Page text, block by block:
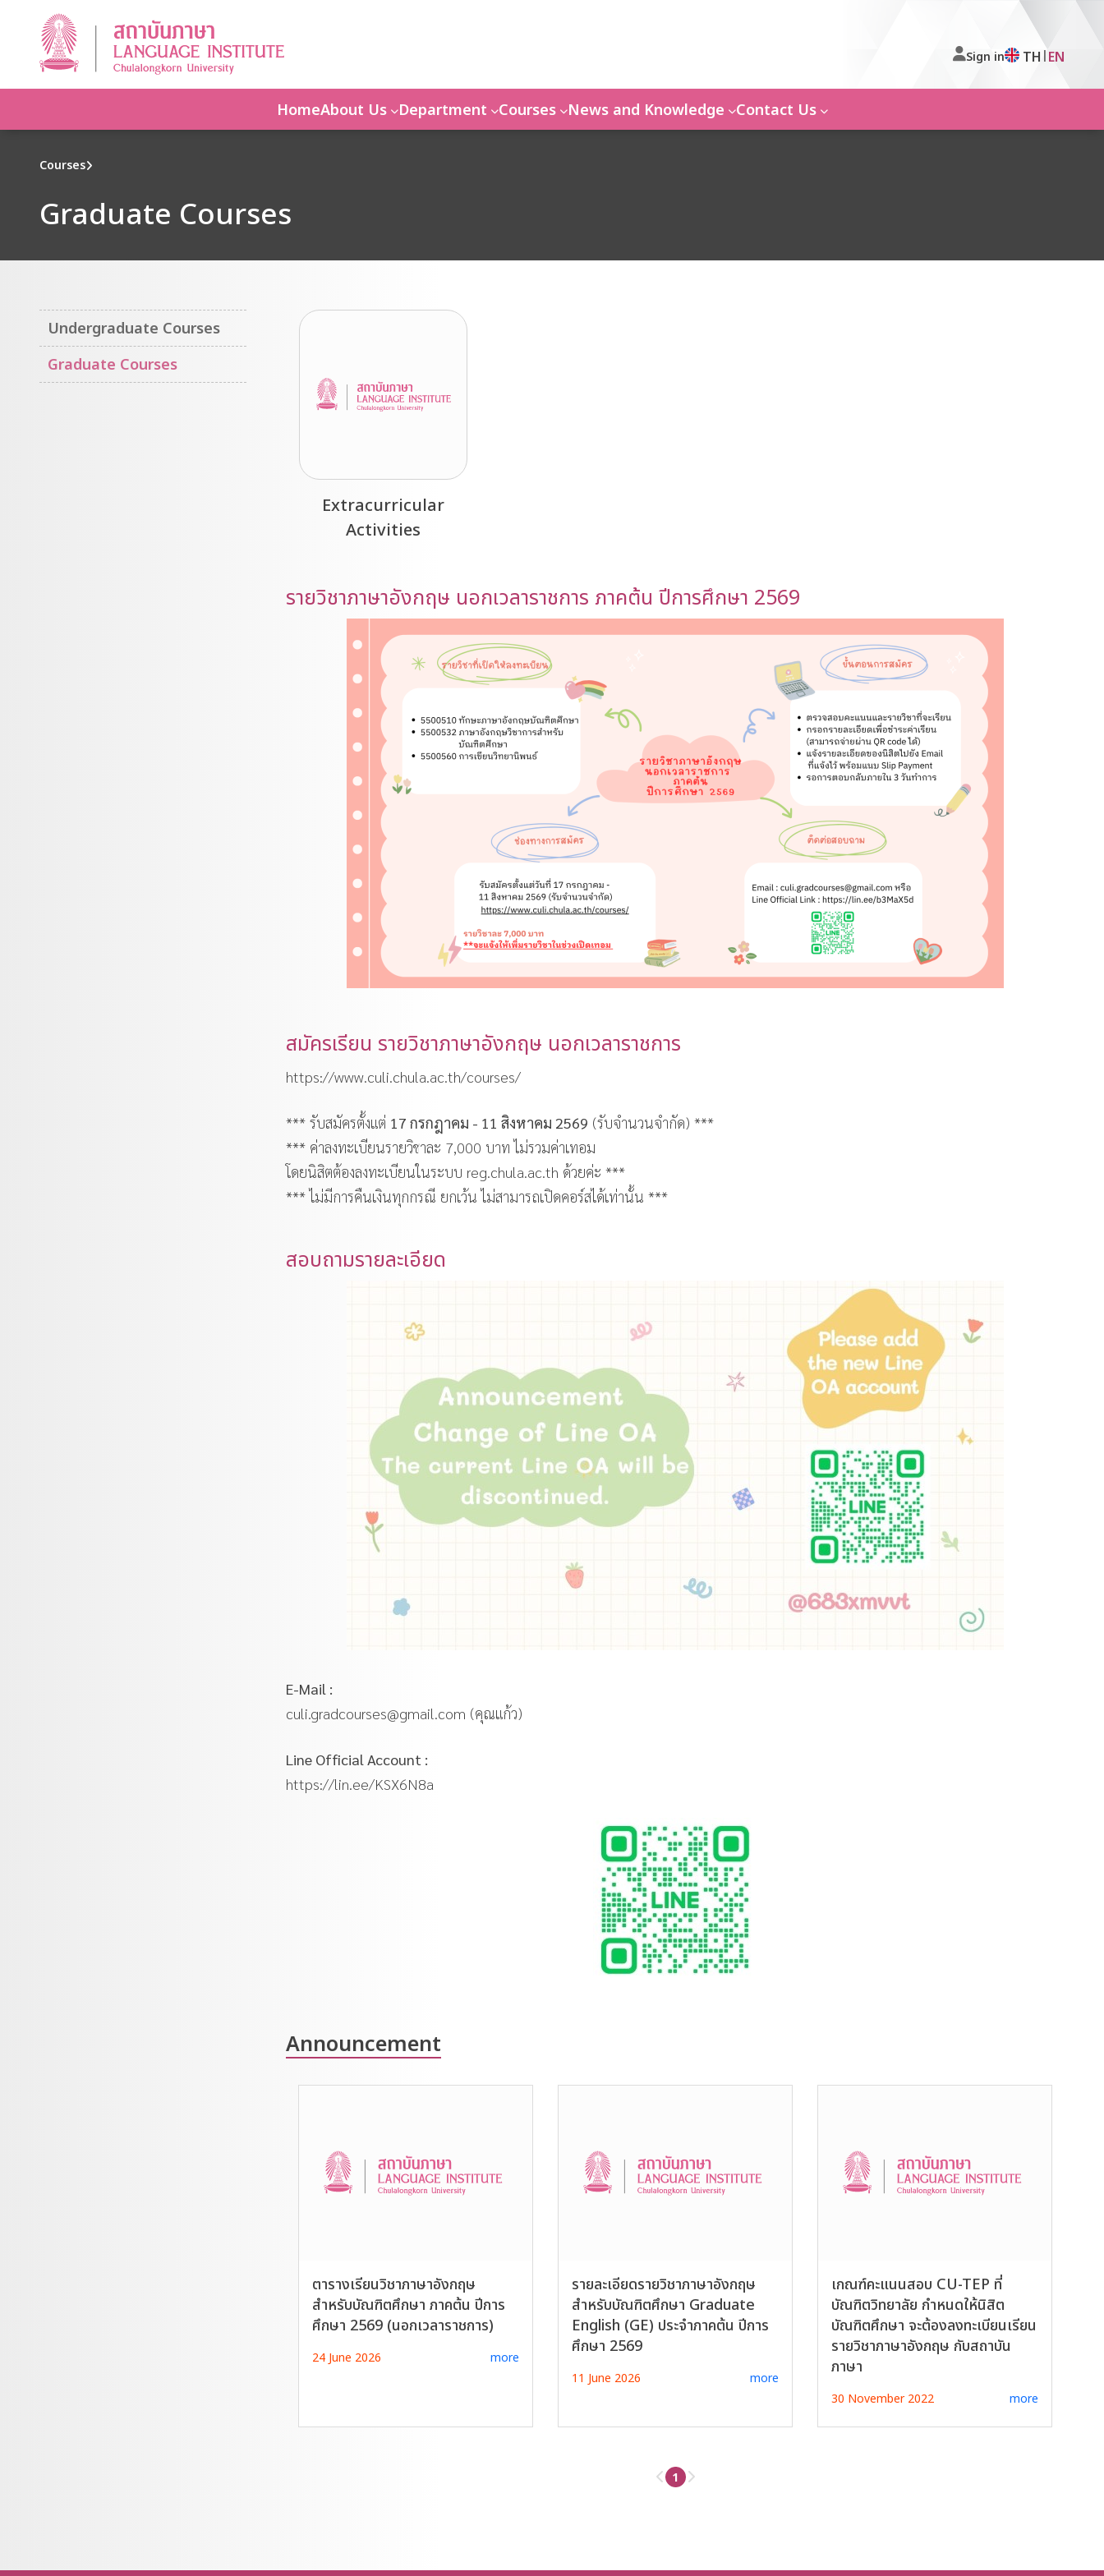
Sign in TH | EN
HomeAbout Us Department Courses News and Knowledge Contact Us
Courses
Graduate Courses
Undergraduate Courses
Graduate Courses
Extracurricular
Activities
รายวิชาภาษาอังกฤษ นอกเวลาราชการ ภาคต้น ปีการศึกษา 2569
สมัครเรียน รายวิชาภาษาอังกฤษ นอกเวลาราชการ
https://www.culi.chula.ac.th/courses/
*** รับสมัครตั้งแต่ 17 กรกฎาคม - 11 สิงหาคม 2569 (รับจำนวนจำกัด) ***
*** ค่าลงทะเบียนรายวิชาละ 7,000 บาท ไม่รวมค่าเทอม
โดยนิสิตต้องลงทะเบียนในระบบ reg.chula.ac.th ด้วยค่ะ ***
*** ไม่มีการคืนเงินทุกกรณี ยกเว้น ไม่สามารถเปิดคอร์สได้เท่านั้น ***
สอบถามรายละเอียด
E-Mail :
culi.gradcourses@gmail.com (คุณแก้ว)
Line Official Account :
https://lin.ee/KSX6N8a
Announcement
ตารางเรียนวิชาภาษาอังกฤษ
สำหรับบัณฑิตศึกษา ภาคต้น ปีการ
ศึกษา 2569 (นอกเวลาราชการ)
24 June 2026 more
รายละเอียดรายวิชาภาษาอังกฤษ
สำหรับบัณฑิตศึกษา Graduate
English (GE) ประจำภาคต้น ปีการ
ศึกษา 2569
11 June 2026 more
เกณฑ์คะแนนสอบ CU-TEP ที่
บัณฑิตวิทยาลัย กำหนดให้นิสิต
บัณฑิตศึกษา จะต้องลงทะเบียนเรียน
รายวิชาภาษาอังกฤษ กับสถาบัน
ภาษา
30 November 2022 more
1